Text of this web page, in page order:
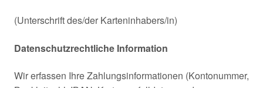
(Unterschrift des/der Karteninhabers/in)
Datenschutzrechtliche Information
Wir erfassen Ihre Zahlungsinformationen (Kontonummer,